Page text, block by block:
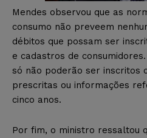
Mendes observou que as
consumo não preveem
débitos que possam ser
e cadastros de
só não poderão ser inscritos
prescritas ou informações
cinco anos.
Por fim, o ministro ressaltou